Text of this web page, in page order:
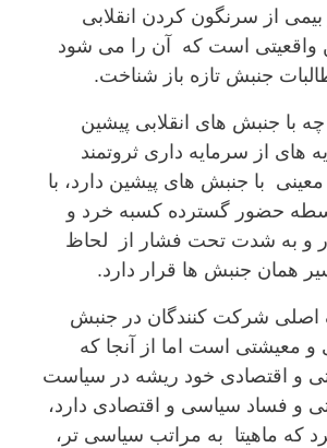
از سرنگون کردن انقلابی
واقعیتی است کە آن را می شود
جنبش تازە باز شناخت.
با جنبش های انقلابی پیشین
از سرمایە داری ثروتمند
با جنبش های پیشین دارد، با
حضور گستردە کسبە خرد و
و بە شدت تحت فشار از لحاظ
همان جنبش ها قرار دارد.
شرکت کنندگان در جنبش
است اما از آنجا کە
اقتصادی خود ریشە در سیاست
و فساد سیاسی و اقتصادی دارد،
ماهیتا بە مراتب سیاسی تر،